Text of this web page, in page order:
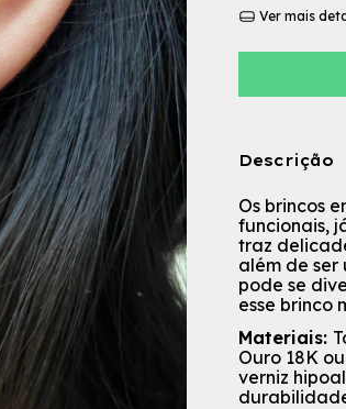
Ver mais
Descrição
Os brincos
funcionais,
traz
além de ser
pode se
esse brinco
Materiais:
Ouro 18K
verniz